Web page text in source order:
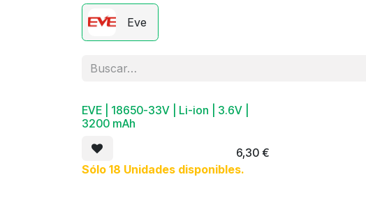
Eve
EVE | 18650-33V | Li-ion | 3.6V |
3200 mAh
6,30€
Sólo 18 Unidades disponibles.